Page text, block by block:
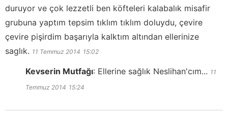
duruyor ve çok lezzetli ben köfteleri kalabalık misafir
grubuna yaptım tepsim tıklım tıklım doluydu, çevire
çevire pişirdim başarıyla kalktım altından ellerinize
saglık. 11 Temmuz 2014 15:02
Kevserin Mutfağı: Ellerine sağlık Neslihan'cım... 11
Temmuz 2014 15:24